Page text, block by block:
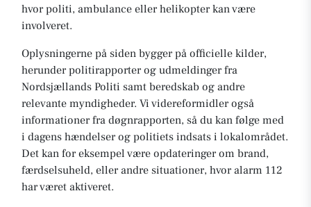
hvor politi, ambulance eller helikopter kan være
involveret.
Oplysningerne på siden bygger på officielle kilder,
herunder politirapporter og udmeldinger fra
Nordsjællands Politi samt beredskab og andre
relevante myndigheder. Vi videreformidler også
informationer fra døgnrapporten, så du kan følge med
i dagens hændelser og politiets indsats i lokalområdet.
Det kan for eksempel være opdateringer om brand,
færdselsuheld, eller andre situationer, hvor alarm 112
har været aktiveret.